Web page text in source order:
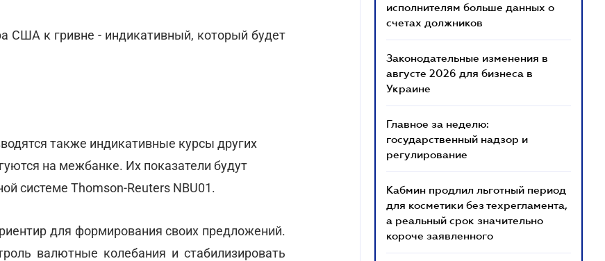
США к гривне - индикативный, который будет
также индикативные курсы других
на межбанке. Их показатели будут
системе Thomson-Reuters NBU01.
для формирования своих предложений.
валютные колебания и стабилизировать
исполнителям больше данных о
счетах должников
Законодательные изменения в
августе 2026 для бизнеса в
Украине
Главное за неделю:
государственный надзор и
регулирование
Кабмин продлил льготный период
для косметики без техрегламента,
а реальный срок значительно
короче заявленного